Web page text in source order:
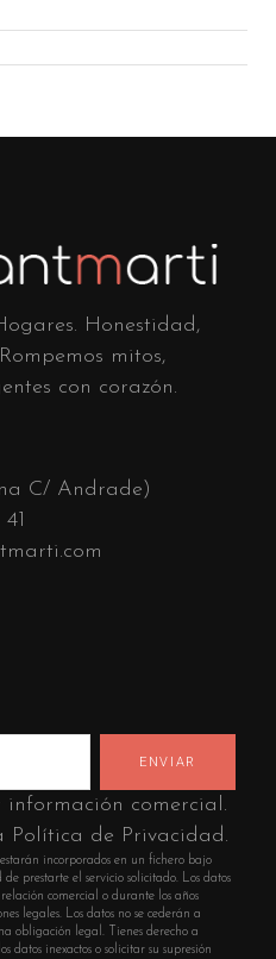
Honestidad,
mitos,
con corazón.
C/ Andrade)
comercial.
Política de Privacidad.
estarán incorporados en un fichero bajo
prestarte el servicio solicitado. Los datos
comercial o durante los años
legales. Los datos no se cederán a
obligación legal. Tienes derecho a
datos inexactos o solicitar su supresión